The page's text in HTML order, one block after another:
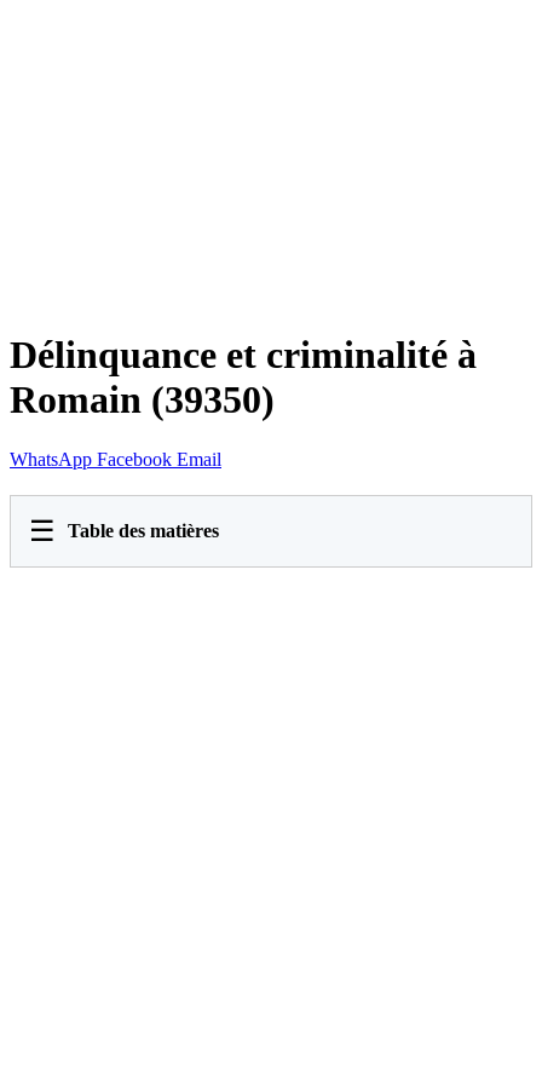
Délinquance et criminalité à
Romain (39350)
WhatsApp Facebook Email
☰ Table des matières